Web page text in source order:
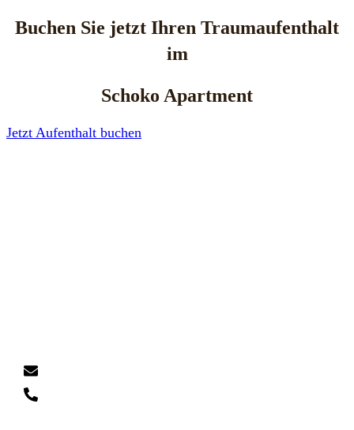
Buchen Sie jetzt Ihren Traumaufenthalt
im
Schoko Apartment
Jetzt Aufenthalt buchen